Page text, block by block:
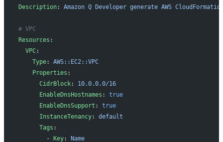
Description: Amazon Q Developer generate AWS
# VPC
Resources :
  VPC
:
    Type
: AWS::EC2::VPC
    Properties
:
      CidrBlock
: 10.0.0.0/16
      EnableDnsHostnames
: true
      EnableDnsSupport
: true
      InstanceTenancy
: default
      Tags
:
        -
Key:
Name